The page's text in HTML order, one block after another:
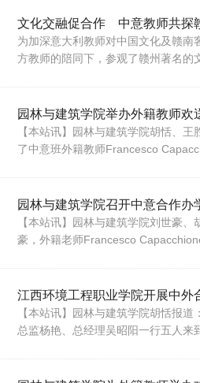
文化交融促合作 中意教师共探
为加深意大利教师对中国文化及赣
方教师的陪同下，参观了赣州著名
园林与建筑学院举办外籍教师欢
【本站讯】园林与建筑学院胡恬、
了中意班外籍教师Francesco
园林与建筑学院召开中意合作办
【本站讯】园林与建筑学院刘世豪
豪，外籍老师Francesco
江西环境工程职业学院开展中外
【本站讯】园林与建筑学院胡恬报
总监杨艳、总经理吴昭阳一行五人